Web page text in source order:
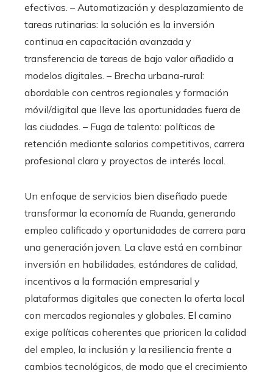
efectivas. – Automatización y desplazamiento de
tareas rutinarias: la solución es la inversión
continua en capacitación avanzada y
transferencia de tareas de bajo valor añadido a
modelos digitales. – Brecha urbana-rural:
abordable con centros regionales y formación
móvil/digital que lleve las oportunidades fuera de
las ciudades. – Fuga de talento: políticas de
retención mediante salarios competitivos, carrera
profesional clara y proyectos de interés local.
Un enfoque de servicios bien diseñado puede
transformar la economía de Ruanda, generando
empleo calificado y oportunidades de carrera para
una generación joven. La clave está en combinar
inversión en habilidades, estándares de calidad,
incentivos a la formación empresarial y
plataformas digitales que conecten la oferta local
con mercados regionales y globales. El camino
exige políticas coherentes que prioricen la calidad
del empleo, la inclusión y la resiliencia frente a
cambios tecnológicos, de modo que el crecimiento